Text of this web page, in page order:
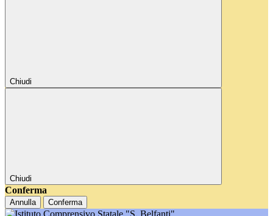
Chiudi
Chiudi
Conferma
Annulla Conferma